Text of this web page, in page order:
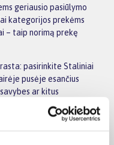
geriausio pasiūlymo
kategorijos prekėms
– taip norimą prekę
pasirinkite Staliniai
pusėje esančius
ar kitus
ir išsirinkite tinkamiausią
pateikiama
įvertinti techninius